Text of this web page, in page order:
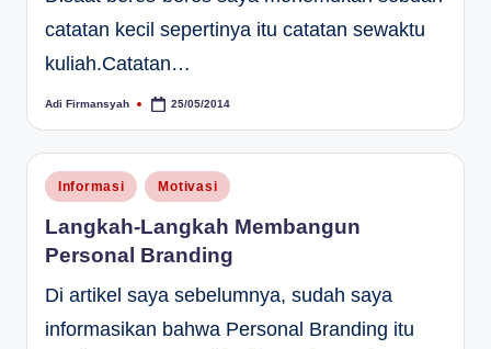
catatan kecil sepertinya itu catatan sewaktu
kuliah.Catatan…
Posted
Adi Firmansyah 25/05/2014
Posted
in
Informasi Motivasi
Langkah-Langkah Membangun
Personal Branding
Di artikel saya sebelumnya, sudah saya
informasikan bahwa Personal Branding itu